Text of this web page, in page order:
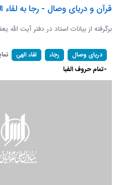
قرآن و دریای وصال - رجا به لقاء
برگرفته از بیانات استاد در دفتر آیت الله
دریای وصال رجاء لقاء الهی
-تمام حروف الفبا